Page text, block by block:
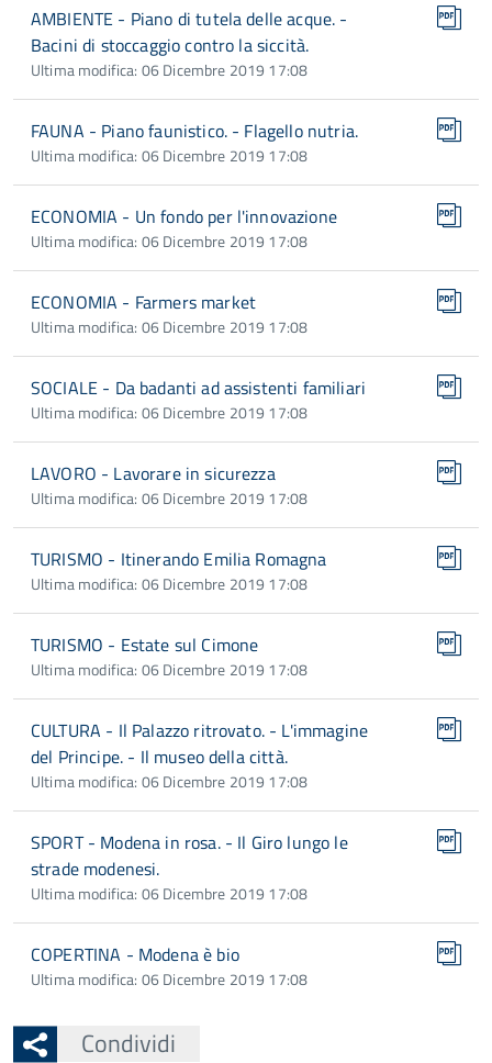
AMBIENTE - Piano di tutela delle acque. -
Bacini di stoccaggio contro la siccità.
Ultima modifica: 06 Dicembre 2019 17:08
FAUNA - Piano faunistico. - Flagello nutria.
Ultima modifica: 06 Dicembre 2019 17:08
ECONOMIA - Un fondo per l'innovazione
Ultima modifica: 06 Dicembre 2019 17:08
ECONOMIA - Farmers market
Ultima modifica: 06 Dicembre 2019 17:08
SOCIALE - Da badanti ad assistenti familiari
Ultima modifica: 06 Dicembre 2019 17:08
LAVORO - Lavorare in sicurezza
Ultima modifica: 06 Dicembre 2019 17:08
TURISMO - Itinerando Emilia Romagna
Ultima modifica: 06 Dicembre 2019 17:08
TURISMO - Estate sul Cimone
Ultima modifica: 06 Dicembre 2019 17:08
CULTURA - Il Palazzo ritrovato. - L'immagine
del Principe. - Il museo della città.
Ultima modifica: 06 Dicembre 2019 17:08
SPORT - Modena in rosa. - Il Giro lungo le
strade modenesi.
Ultima modifica: 06 Dicembre 2019 17:08
COPERTINA - Modena è bio
Ultima modifica: 06 Dicembre 2019 17:08
Condividi